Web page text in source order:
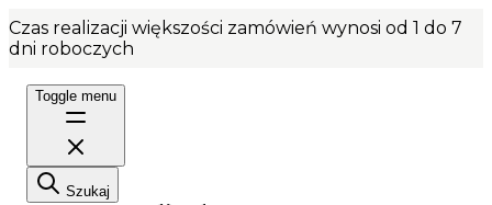
Czas realizacji większości zamówień wynosi od 1 do 7
dni roboczych
Toggle menu
Szukaj